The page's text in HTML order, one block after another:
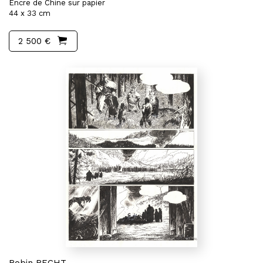
Encre de Chine sur papier
44 x 33 cm
2 500 €